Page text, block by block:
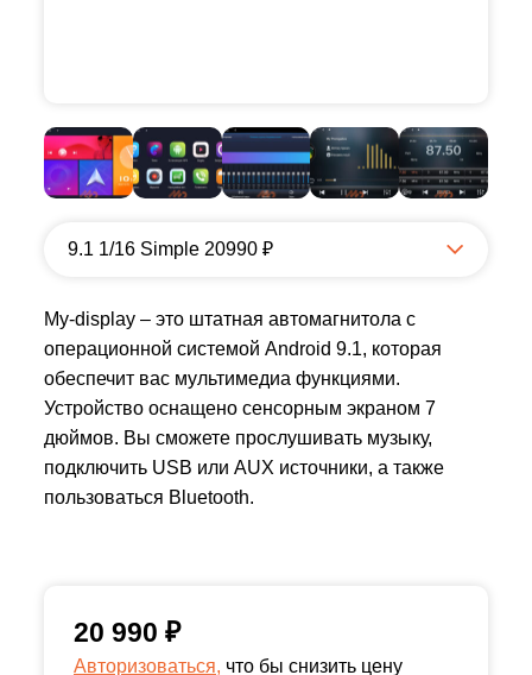
9.1 1/16 Simple 20990 ₽
My-display – это штатная автомагнитола с
операционной системой Android 9.1, которая
обеспечит вас мультимедиа функциями.
Устройство оснащено сенсорным экраном 7
дюймов. Вы сможете прослушивать музыку,
подключить USB или AUX источники, а также
пользоваться Bluetooth.
20 990 ₽
Авторизоваться, что бы снизить цену